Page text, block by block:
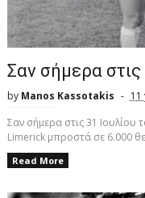
Σαν σήμερα στις
by Manos Kassotakis
11
Σαν σήμερα στις 31 Ιουλίου
Limerick μπροστά σε 6.000
Read More